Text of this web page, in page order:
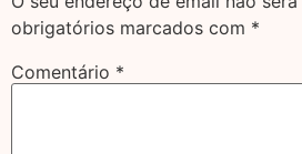
obrigatórios marcados com *
Comentário *